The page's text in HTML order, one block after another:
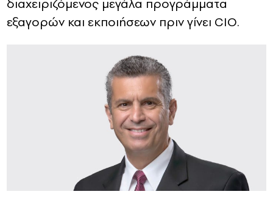
διαχειριζόμενος μεγάλα προγράμματα
εξαγορών και εκποιήσεων πριν γίνει CIO.